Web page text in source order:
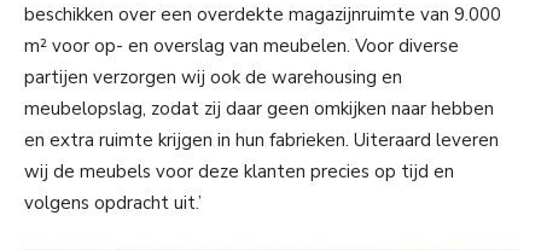
beschikken over een overdekte magazijnruimte van 9.000
m² voor op- en overslag van meubelen. Voor diverse
partijen verzorgen wij ook de warehousing en
meubelopslag, zodat zij daar geen omkijken naar hebben
en extra ruimte krijgen in hun fabrieken. Uiteraard leveren
wij de meubels voor deze klanten precies op tijd en
volgens opdracht uit.’